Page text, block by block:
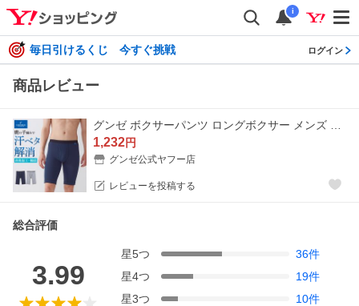
i
毎日引けるくじ 今すぐ挑戦 ログイン
商品レビュー
1,232円
グンゼ公式ヤフー店
レビューを投稿する
総合評価
3.99
星5つ 36件
星4つ 19件
星3つ 10件